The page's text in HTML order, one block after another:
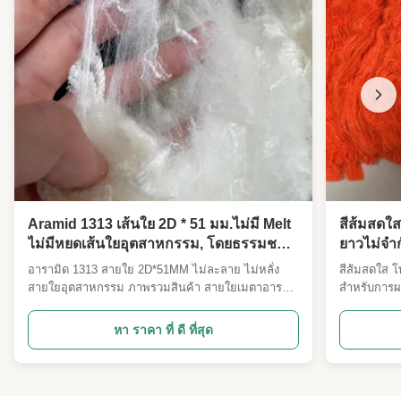
Aramid 1313 เส้นใย 2D * 51 มม.ไม่มี Melt
ไม่มีหยดเส้นใยอุตสาหกรรม, โดยธรรมชาติ
สารหน่วงไฟทนความร้อน Spinning Fiber
อารามิด 1313 สายใย 2D*51MM ไม่ละลาย ไม่หลั่ง
สายใยอุตสาหกรรม ภาพรวมสินค้า สายใยเมตาอารา
ประสิทธิภาพสูงเนื้อเยื่อทนความร้อนสูงและเนื้อเยื่อกัน
หนาว. ไม่เหมือนพอลีเอสเตอร์และใยผ้าปูนทั่วไป เมต้า
หา ราคา ที่ ดี ที่สุด
สีส้มสดใ
ยาวไม่จํ
และผ้าค
สีส้มสดใส
สําหรับการ
ที่มีคุณภาพสู